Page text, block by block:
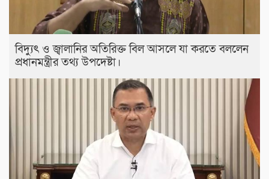
বিদ্যুৎ ও জ্বালানির অতিরিক্ত বিল আসলে যা করতে বললেন
প্রধানমন্ত্রীর তথ্য উপদেষ্টা।